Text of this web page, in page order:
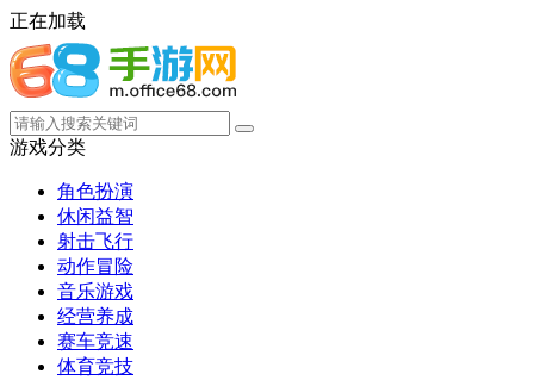
正在加载
游戏分类
角色扮演
休闲益智
射击飞行
动作冒险
音乐游戏
经营养成
赛车竞速
体育竞技